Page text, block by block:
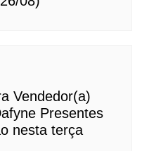
Vendedor(a)
Presentes
nesta terça